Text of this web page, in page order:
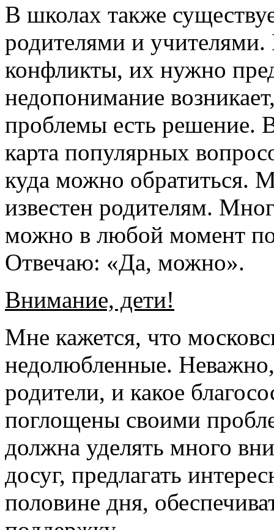
В школах также
родителями и
конфликты, их нужно
недопонимание
проблемы есть решение.
карта популярных
куда можно обратиться.
известен родителям.
можно в любой момент
Отвечаю: «Да, можно».
Внимание, дети!
Мне кажется, что
недолюбленные.
родители, и какое
поглощены своими
должна уделять много
досуг, предлагать
половине дня,